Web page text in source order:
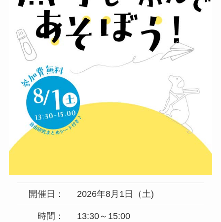
開催日： 2026年8月1日（土)
時間： 13:30～15:00